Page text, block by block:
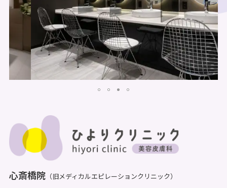
心斎橋院 （旧メディカルエピレーションクリニック）